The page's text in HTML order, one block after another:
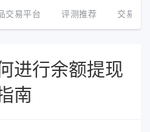
交易平台 评测推荐 交易资
进行余额提现
南